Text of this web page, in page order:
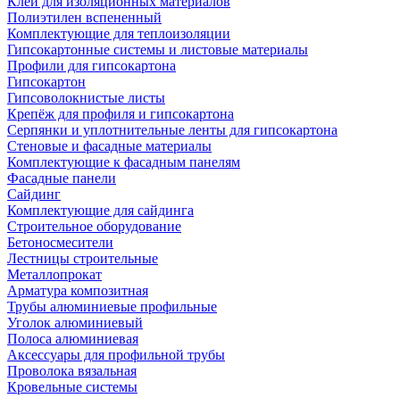
Полиэтилен вспененный
Комплектующие для теплоизоляции
Гипсокартонные системы и листовые материалы
Профили для гипсокартона
Гипсокартон
Гипсоволокнистые листы
Крепёж для профиля и гипсокартона
Серпянки и уплотнительные ленты для гипсокартона
Стеновые и фасадные материалы
Комплектующие к фасадным панелям
Фасадные панели
Сайдинг
Комплектующие для сайдинга
Строительное оборудование
Бетоносмесители
Лестницы строительные
Металлопрокат
Арматура композитная
Трубы алюминиевые профильные
Уголок алюминиевый
Полоса алюминиевая
Аксессуары для профильной трубы
Проволока вязальная
Кровельные системы